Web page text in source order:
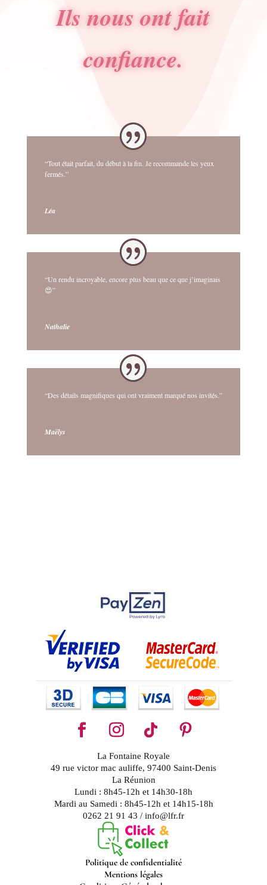
Ils nous ont fait
confiance.
“Tout était parfait, du début à la fin. Je recommande les yeux
fermés.”
Léa
“Un rendu incroyable, encore plus beau que ce que j’imaginais
😍”
Nathalie
“Des détails magnifiques qui ont vraiment marqué nos invités.”
Maëlys
La Fontaine Royale
49 rue victor mac auliffe, 97400 Saint-Denis
La Réunion
Lundi : 8h45-12h et 14h30-18h
Mardi au Samedi : 8h45-12h et 14h15-18h
0262 21 91 43 / info@lfr.fr
Politique de confidentialité
Mentions légales